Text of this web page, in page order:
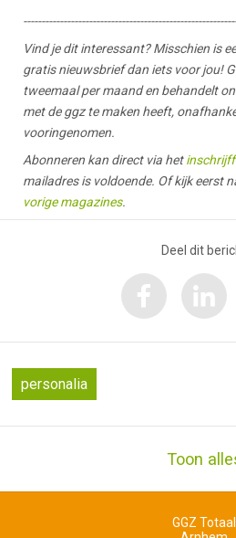
Vind je dit interessant? Misschien is
gratis nieuwsbrief dan iets voor jou!
tweemaal per maand en behandelt
met de ggz te maken heeft,
vooringenomen.
Abonneren kan direct via het
mailadres is voldoende. Of kijk eerst
vorige magazines.
Deel dit
personalia
Toon
GGZ Totaal